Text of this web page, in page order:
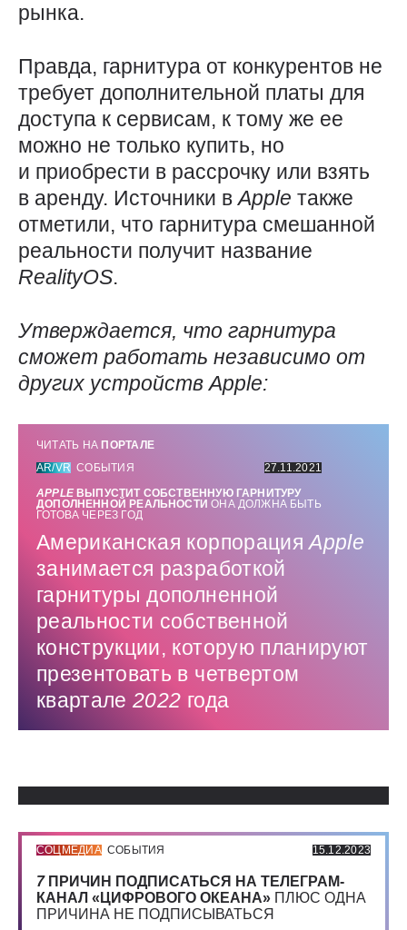
рынка.
Правда, гарнитура от конкурентов не
требует дополнительной платы для
доступа к сервисам, к тому же ее
можно не только купить, но
и приобрести в рассрочку или взять
в аренду. Источники вApple также
отметили, что гарнитура смешанной
реальности получит название
RealityOS.
Утверждается, что гарнитура
сможет работать независимо от
других устройствApple:
ЧИТАТЬ НА ПОРТАЛЕ
AR/VR СОБЫТИЯ
27.11.2021
APPLE ВЫПУСТИТ СОБСТВЕННУЮ ГАРНИТУРУ
ДОПОЛНЕННОЙ РЕАЛЬНОСТИ ОНА ДОЛЖНА БЫТЬ
ГОТОВА ЧЕРЕЗ ГОД
Американская корпорацияApple
занимается разработкой
гарнитуры дополненной
реальности собственной
конструкции, которую планируют
презентовать в четвертом
квартале2022 года
СОЦМЕДИА СОБЫТИЯ 15.12.2023
7 ПРИЧИН ПОДПИСАТЬСЯ НА ТЕЛЕГРАМ-
КАНАЛ «ЦИФРОВОГО ОКЕАНА» ПЛЮС ОДНА
ПРИЧИНА НЕ ПОДПИСЫВАТЬСЯ